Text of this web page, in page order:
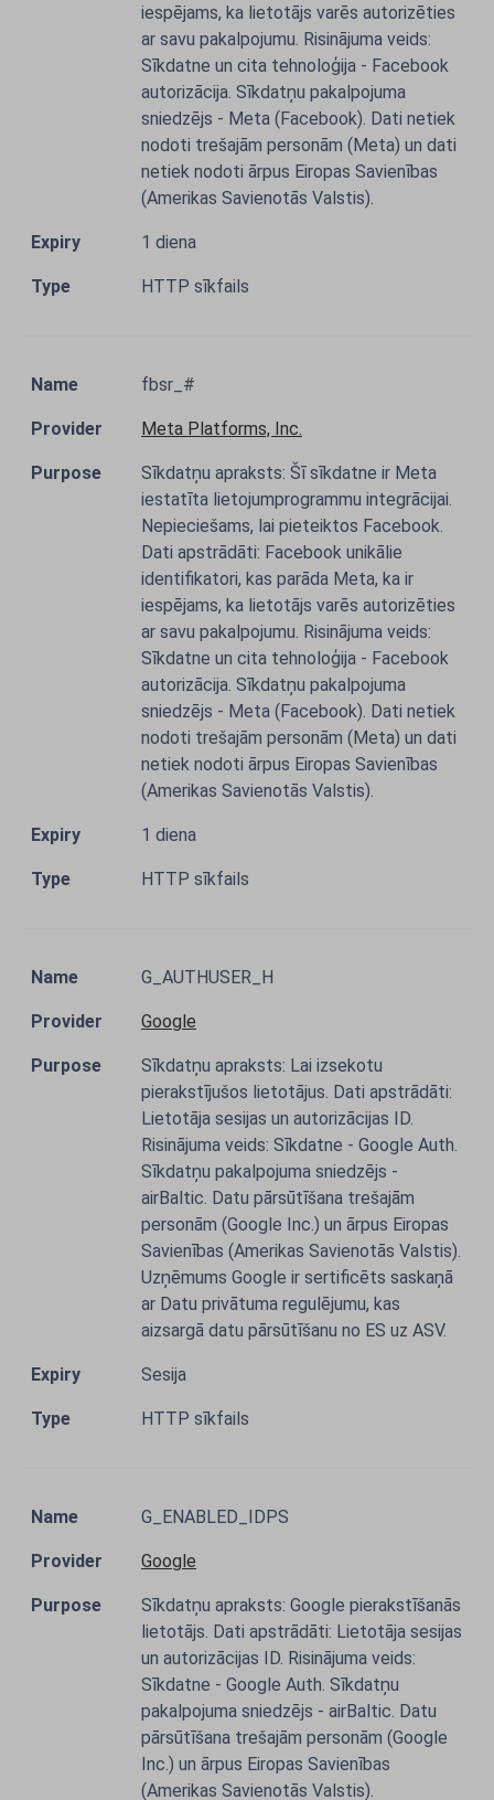
iespējams, ka lietotājs varēs autorizēties
ar savu pakalpojumu. Risinājuma veids:
Sīkdatne un cita tehnoloģija - Facebook
autorizācija. Sīkdatņu pakalpojuma
sniedzējs - Meta (Facebook). Dati netiek
nodoti trešajām personām (Meta) un dati
netiek nodoti ārpus Eiropas Savienības
(Amerikas Savienotās Valstis).
1 diena
HTTP sīkfails
fbsr_#
Meta Platforms, Inc.
Sīkdatņu apraksts: Šī sīkdatne ir Meta
iestatīta lietojumprogrammu integrācijai.
Nepieciešams, lai pieteiktos Facebook.
Dati apstrādāti: Facebook unikālie
identifikatori, kas parāda Meta, ka ir
iespējams, ka lietotājs varēs autorizēties
ar savu pakalpojumu. Risinājuma veids:
Sīkdatne un cita tehnoloģija - Facebook
autorizācija. Sīkdatņu pakalpojuma
sniedzējs - Meta (Facebook). Dati netiek
nodoti trešajām personām (Meta) un dati
netiek nodoti ārpus Eiropas Savienības
(Amerikas Savienotās Valstis).
1 diena
HTTP sīkfails
G_AUTHUSER_H
Google
Sīkdatņu apraksts: Lai izsekotu
pierakstījušos lietotājus. Dati apstrādāti:
Lietotāja sesijas un autorizācijas ID.
Risinājuma veids: Sīkdatne - Google Auth.
Sīkdatņu pakalpojuma sniedzējs -
airBaltic. Datu pārsūtīšana trešajām
personām (Google Inc.) un ārpus Eiropas
Savienības (Amerikas Savienotās Valstis).
Uzņēmums Google ir sertificēts saskaņā
ar Datu privātuma regulējumu, kas
aizsargā datu pārsūtīšanu no ES uz ASV.
Sesija
HTTP sīkfails
G_ENABLED_IDPS
Google
Sīkdatņu apraksts: Google pierakstīšanās
lietotājs. Dati apstrādāti: Lietotāja sesijas
un autorizācijas ID. Risinājuma veids:
Sīkdatne - Google Auth. Sīkdatņu
pakalpojuma sniedzējs - airBaltic. Datu
pārsūtīšana trešajām personām (Google
Inc.) un ārpus Eiropas Savienības
(Amerikas Savienotās Valstis).